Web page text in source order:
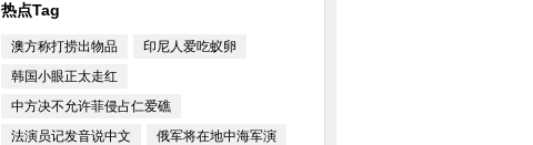
济食品
热点Tag
澳方称打捞出物品
印尼人爱吃蚁卵
韩国小眼正太走红
中方决不允许菲侵占仁爱礁
法演员记发音说中文
俄军将在地中海军演